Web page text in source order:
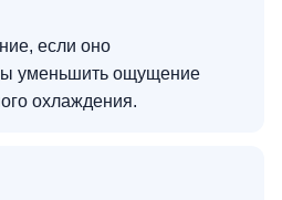
если оно
уменьшить ощущение
охлаждения.